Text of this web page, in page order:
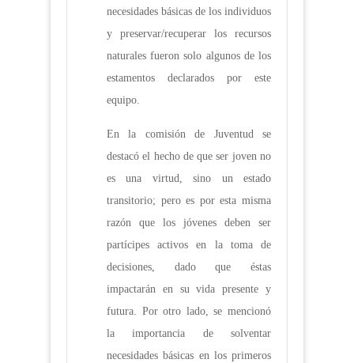
necesidades básicas de los individuos
y preservar/recuperar los recursos
naturales fueron solo algunos de los
estamentos declarados por este
equipo.
En la comisión de Juventud se
destacó el hecho de que ser joven no
es una virtud, sino un estado
transitorio; pero es por esta misma
razón que los jóvenes deben ser
partícipes activos en la toma de
decisiones, dado que éstas
impactarán en su vida presente y
futura. Por otro lado, se mencionó
la importancia de solventar
necesidades básicas en los primeros